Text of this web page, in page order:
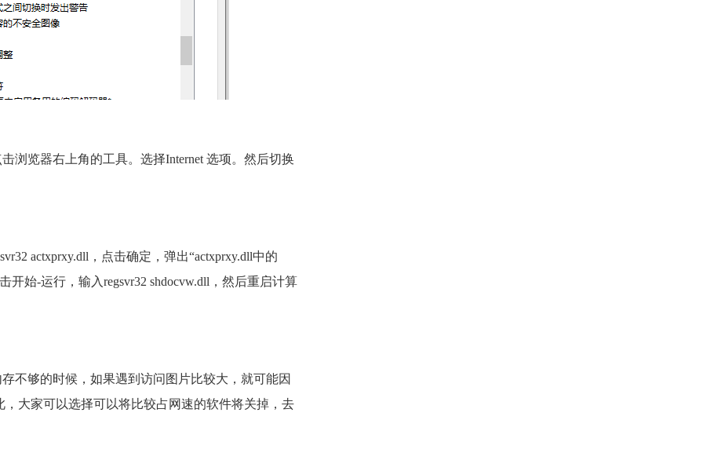
浏览器右上角的工具。选择Internet 选项。然后切换
actxprxy.dll，点击确定，弹出“actxprxy.dll中的
开始-运行，输入regsvr32 shdocvw.dll，然后重启计算
不够的时候，如果遇到 访问图片比较大，就可能因
，大家可以选择可以将比较占网速的软件将关掉，去